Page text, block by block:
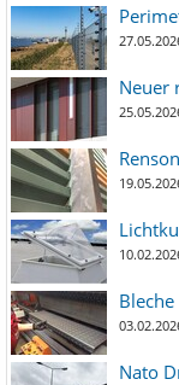
Neuer
Nato